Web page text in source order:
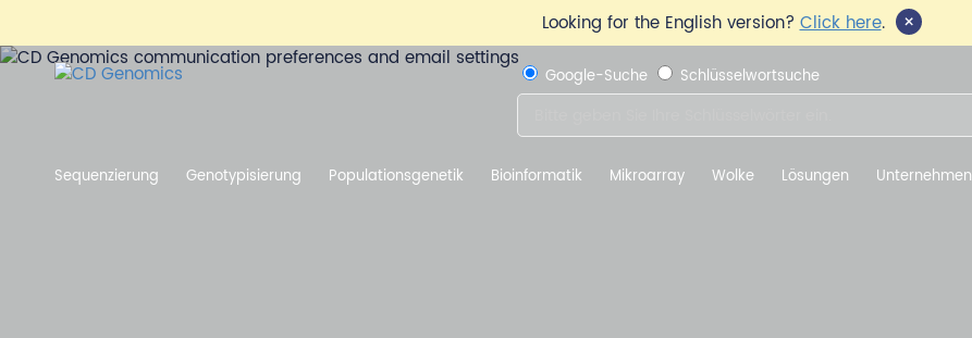
Looking for the English version?Click here. ×
Google-Suche Schlüsselwortsuche
Sequenzierung Genotypisierung Populationsgenetik Bioinformatik Mikroarray Wolke Lösungen Unternehmen